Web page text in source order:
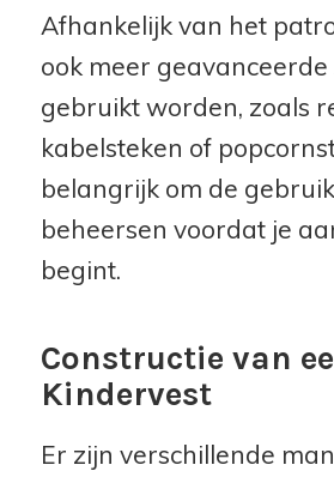
Afhankelijk van het
ook meer geavanceerde
gebruikt worden, zoals
kabelsteken of
belangrijk om de
beheersen voordat je
begint.
Constructie van
Kindervest
Er zijn verschillende